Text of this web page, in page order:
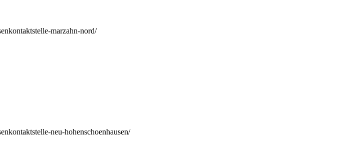
marzahn-nord/
neu-hohenschoenhausen/